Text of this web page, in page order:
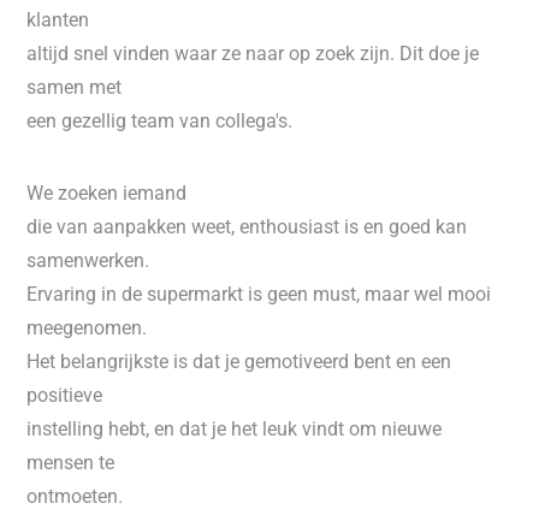
klanten
altijd snel vinden waar ze naar op zoek zijn. Dit doe je
samen met
een gezellig team van collega's.
We zoeken iemand
die van aanpakken weet, enthousiast is en goed kan
samenwerken.
Ervaring in de supermarkt is geen must, maar wel mooi
meegenomen.
Het belangrijkste is dat je gemotiveerd bent en een
positieve
instelling hebt, en dat je het leuk vindt om nieuwe
mensen te
ontmoeten.